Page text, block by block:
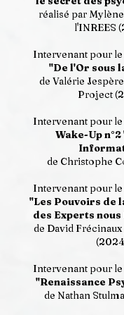
réalisé par
l'INREES
Intervenant pour
"De l'Or sous
de Valérie
Project
Intervenant pour
Wake-Up
de Christophe
Intervenant pour
"Les Pouvoirs de
des Experts nous
de David
Intervenant pour
"Renaissance
de Nathan